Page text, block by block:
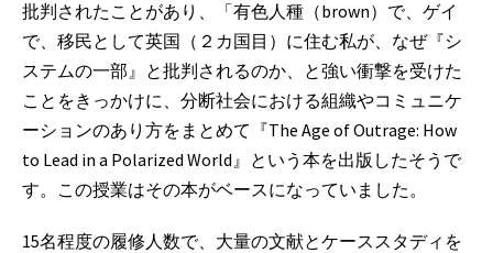
批判されたことがあり、「有色人種（brown）で、ゲイ
で、移民として英国（２カ国目）に住む私が、なぜ『シ
ステムの一部』と批判されるのか、と強い衝撃を受けた
ことをきっかけに、分断社会における組織やコミュニケ
ーションのあり方をまとめて『The Age of Outrage: How
to Lead in a Polarized World』という本を出版したそうで
す。この授業はその本がベースになっていました。
15名程度の履修人数で、大量の文献とケーススタディを